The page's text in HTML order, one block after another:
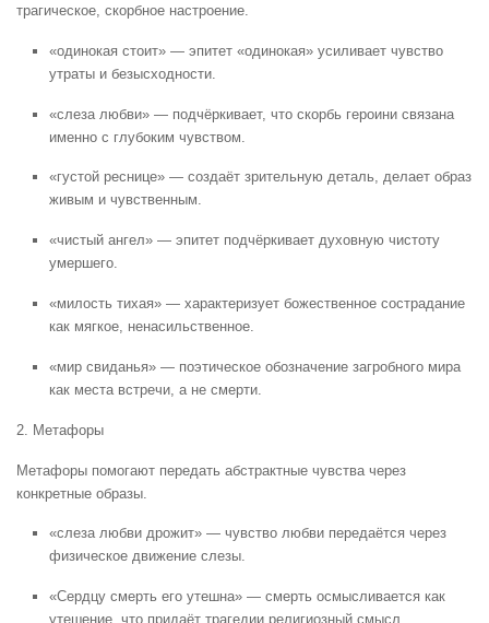
трагическое, скорбное настроение.
«одинокая стоит» — эпитет «одинокая» усиливает чувство
утраты и безысходности.
«слеза любви» — подчёркивает, что скорбь героини связана
именно с глубоким чувством.
«густой реснице» — создаёт зрительную деталь, делает образ
живым и чувственным.
«чистый ангел» — эпитет подчёркивает духовную чистоту
умершего.
«милость тихая» — характеризует божественное сострадание
как мягкое, ненасильственное.
«мир свиданья» — поэтическое обозначение загробного мира
как места встречи, а не смерти.
2. Метафоры
Метафоры помогают передать абстрактные чувства через
конкретные образы.
«слеза любви дрожит» — чувство любви передаётся через
физическое движение слезы.
«Сердцу смерть его утешна» — смерть осмысливается как
утешение, что придаёт трагедии религиозный смысл.